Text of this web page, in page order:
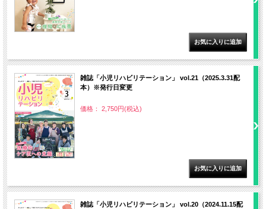
雑誌「小児リハビリテーション」 vol.21（2025.3.31配
本）※発行日変更
価格： 2,750円(税込)
雑誌「小児リハビリテーション」 vol.20（2024.11.15配